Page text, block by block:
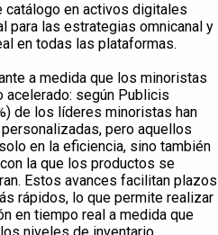
catálogo en activos digitales
para las estrategias omnicanal y
en todas las plataformas.
a medida que los minoristas
acelerado: según Publicis
de los líderes minoristas han
pero aquellos
en la eficiencia, sino también
la que los productos se
Estos avances facilitan plazos
rápidos, lo que permite realizar
en tiempo real a medida que